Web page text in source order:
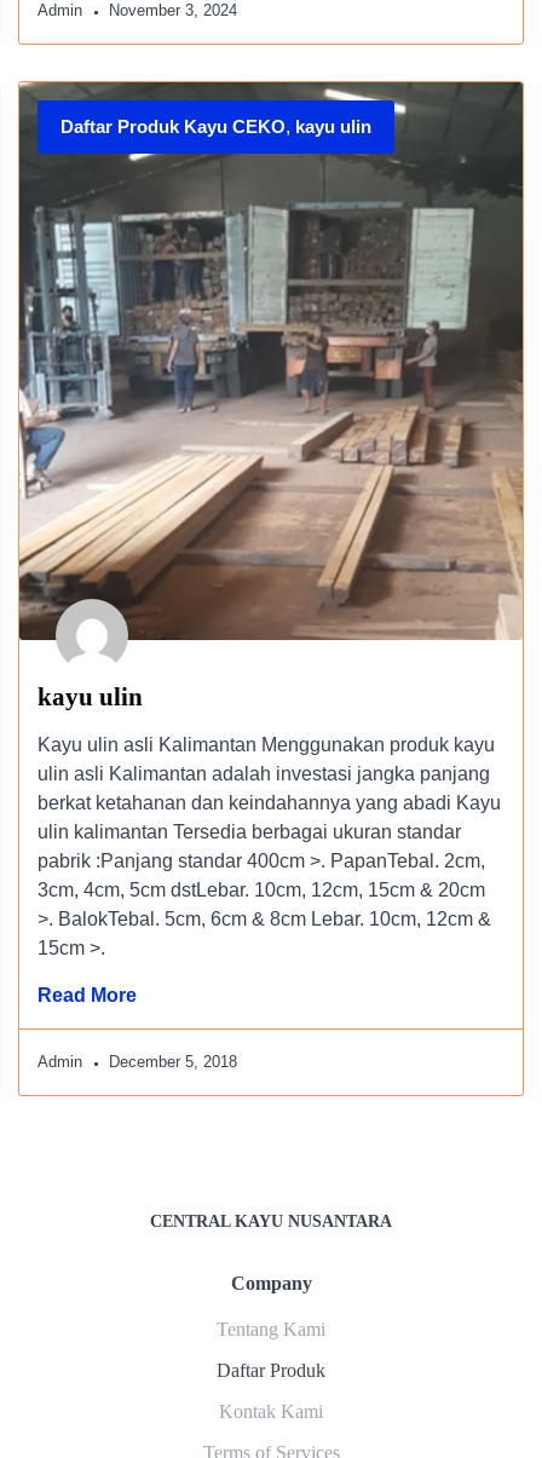
Admin November 3, 2024
Daftar Produk Kayu CEKO, kayu ulin
kayu ulin
Kayu ulin asli Kalimantan Menggunakan produk kayu
ulin asli Kalimantan adalah investasi jangka panjang
berkat ketahanan dan keindahannya yang abadi Kayu
ulin kalimantan Tersedia berbagai ukuran standar
pabrik :Panjang standar 400cm >. PapanTebal. 2cm,
3cm, 4cm, 5cm dstLebar. 10cm, 12cm, 15cm & 20cm
>. BalokTebal. 5cm, 6cm & 8cm Lebar. 10cm, 12cm &
15cm >.
Read More
Admin December 5, 2018
CENTRAL KAYU NUSANTARA
Company
Tentang Kami
Daftar Produk
Kontak Kami
Terms of Services